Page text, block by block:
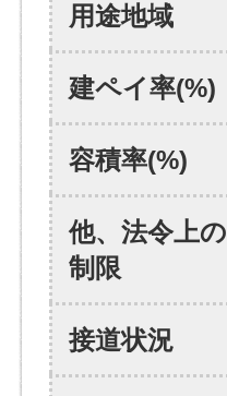
用途地域
建ペイ率(%)
容積率(%)
他、法令上の
制限
接道状況